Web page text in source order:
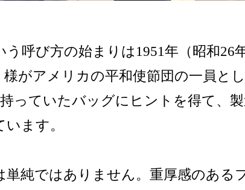
呼び方の始まりは1951年（昭和26
がアメリカの平和使節団の一員と
っていたバッグにヒントを得て、
ます。
純ではありません。重厚感のある